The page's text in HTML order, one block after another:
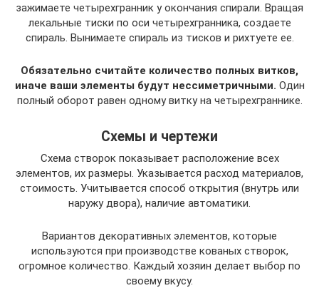
зажимаете четырехгранник у окончания спирали. Вращая
лекальные тиски по оси четырехгранника, создаете
спираль. Вынимаете спираль из тисков и рихтуете ее.
Обязательно считайте количество полных витков,
иначе ваши элементы будут нессиметричными. Один
полный оборот равен одному витку на четырехграннике.
Схемы и чертежи
Схема створок показывает расположение всех
элементов, их размеры. Указывается расход материалов,
стоимость. Учитывается способ открытия (внутрь или
наружу двора), наличие автоматики.
Вариантов декоративных элементов, которые
используются при производстве кованых створок,
огромное количество. Каждый хозяин делает выбор по
своему вкусу.